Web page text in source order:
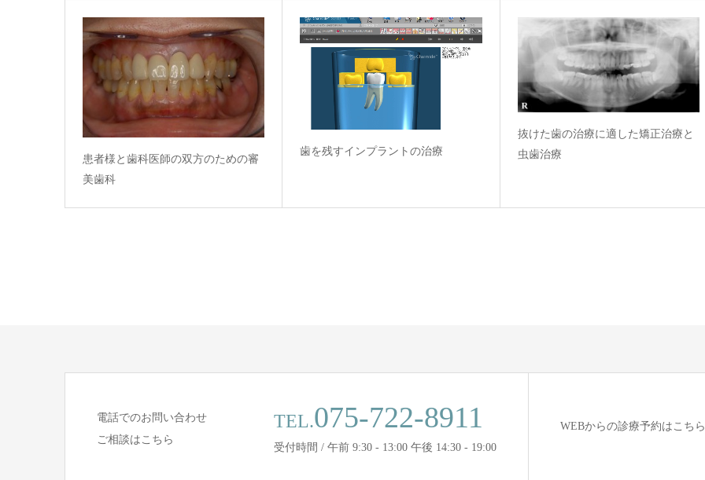
患者様と歯科医師の双方のための審
美歯科
歯を残すインプラントの治療
抜けた歯の治療に適した矯正治療と
虫歯治療
電話でのお問い合わせ
ご相談はこちら
TEL.075-722-8911
受付時間 / 午前 9:30 - 13:00 午後 14:30 - 19:00
WEBからの診療予約はこちら